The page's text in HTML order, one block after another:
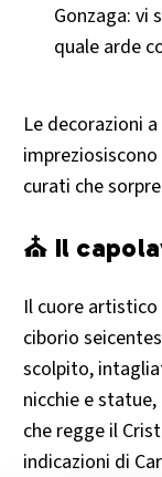
Gonzaga: vi
quale arde
Le decorazioni
curati che
⛪ Il
Il cuore
ciborio
scolpito,
nicchie e
che regge il
indicazioni di